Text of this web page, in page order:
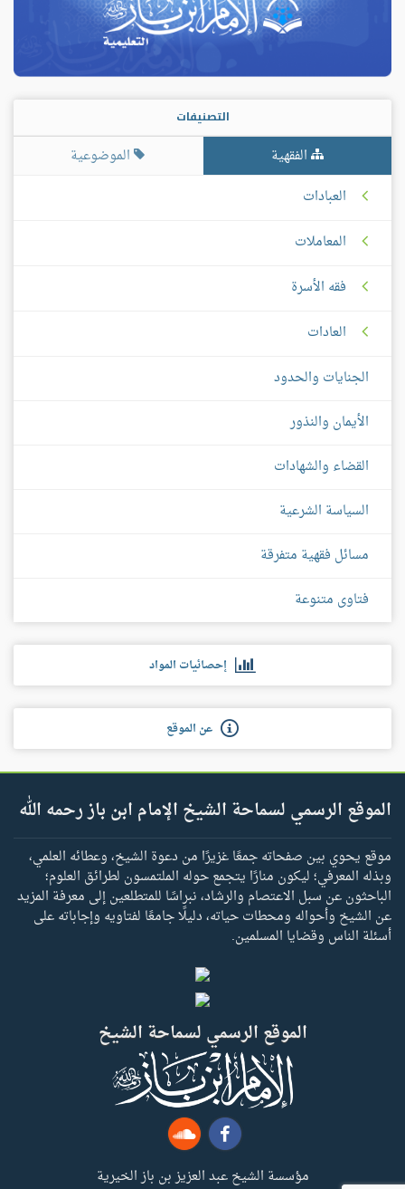
التصنيفات
الفقهية
الموضوعية
العبادات
المعاملات
فقه الأسرة
العادات
الجنايات والحدود
الأيمان والنذور
القضاء والشهادات
السياسة الشرعية
مسائل فقهية متفرقة
فتاوى متنوعة
إحصائيات المواد
عن الموقع
الموقع الرسمي لسماحة الشيخ الإمام ابن باز رحمه الله
موقع يحوي بين صفحاته جمعًا غزيرًا من دعوة الشيخ، وعطائه العلمي،
وبذله المعرفي؛ ليكون منارًا يتجمع حوله الملتمسون لطرائق العلوم؛
الباحثون عن سبل الاعتصام والرشاد، نبراسًا للمتطلعين إلى معرفة المزيد
عن الشيخ وأحواله ومحطات حياته، دليلًا جامعًا لفتاويه وإجاباته على
أسئلة الناس وقضايا المسلمين.
الموقع الرسمي لسماحة الشيخ
مؤسسة الشيخ عبد العزيز بن باز الخيرية